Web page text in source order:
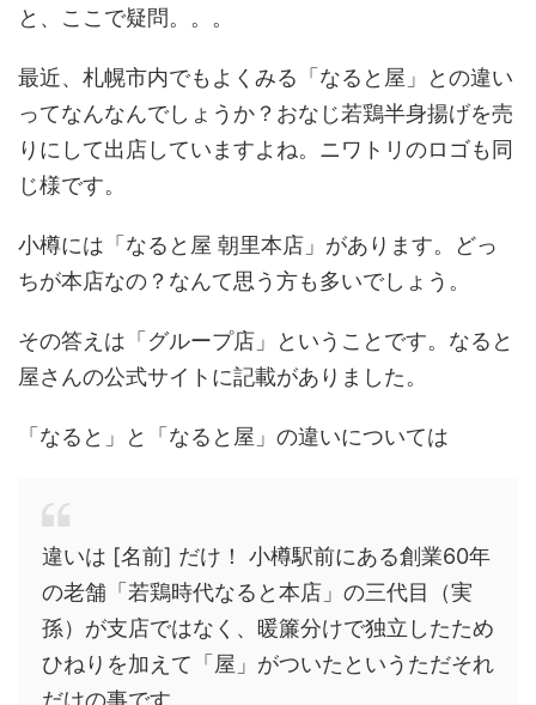
と、ここで疑問。。。
最近、札幌市内でもよくみる「なると屋」との違い
ってなんなんでしょうか？おなじ若鶏半身揚げを売
りにして出店していますよね。ニワトリのロゴも同
じ様です。
小樽には「なると屋 朝里本店」があります。どっ
ちが本店なの？なんて思う方も多いでしょう。
その答えは「グループ店」ということです。なると
屋さんの公式サイトに記載がありました。
「なると」と「なると屋」の違いについては
違いは [名前] だけ！ 小樽駅前にある創業60年
の老舗「若鶏時代なると本店」の三代目（実
孫）が支店ではなく、暖簾分けで独立したため
ひねりを加えて「屋」がついたというただそれ
だけの事です。